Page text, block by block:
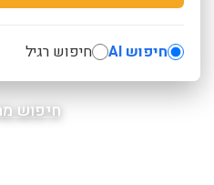
חיפוש AI חיפוש רגיל
חיפוש